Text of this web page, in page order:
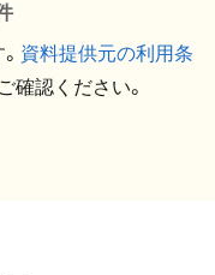
資料提供元の利用条
確認ください。